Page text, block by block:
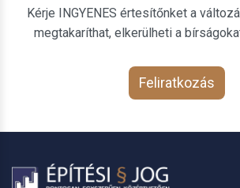
Kérje INGYENES értesítőnket a
megtakaríthat, elkerülheti a
Feliratkozás